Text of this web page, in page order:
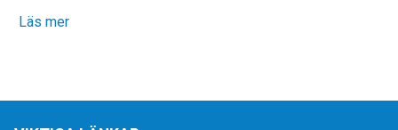
Läs mer